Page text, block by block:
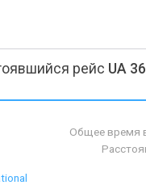
рейс UA
Общее время